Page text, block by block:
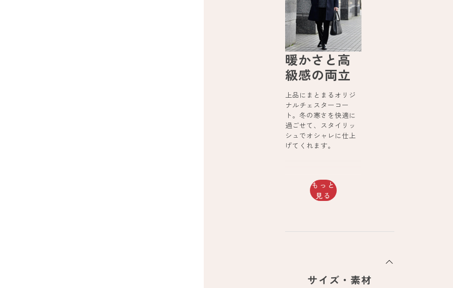
暖かさと高
級感の両立
上品にまとまるオリジ
ナルチェスターコー
ト。冬の寒さを快適に
過ごせて、スタイリッ
シュでオシャレに仕上
げてくれます。
もっと
見る
サイズ・素材